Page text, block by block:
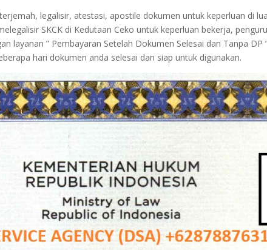
legalisir, atestasi, apostile dokumen untuk keperluan di
SKCK di Kedutaan Ceko untuk keperluan bekerja,
layanan ” Pembayaran Setelah Dokumen Selesai dan Tanpa
hari dokumen anda selesai dan siap untuk digunakan.